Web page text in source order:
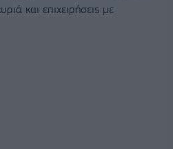
και επιχειρήσεις με